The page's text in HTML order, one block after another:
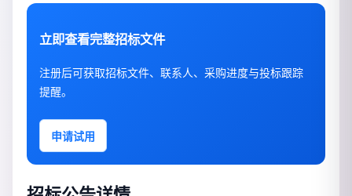
立即查看完整招标文件
注册后可获取招标文件、联系人、采购进度与投标跟踪
提醒。
申请试用